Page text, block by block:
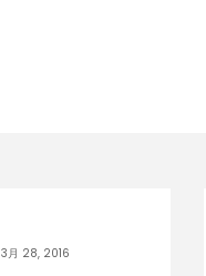
月 28, 2016